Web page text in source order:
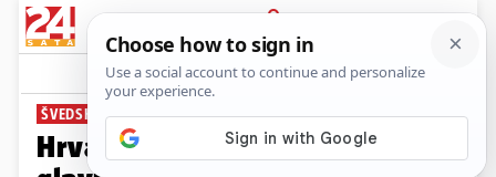
PRIJAVA
News Komentari
ŠVEDSKA ZVONA ZA UZBUNU
Hrvatska aplikacija Photomath